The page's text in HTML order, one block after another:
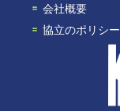
会社概要
協立のポリシー